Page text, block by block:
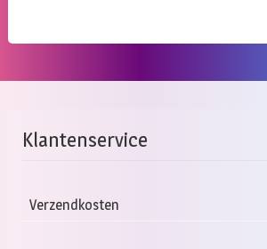
Klantenservice
Verzendkosten